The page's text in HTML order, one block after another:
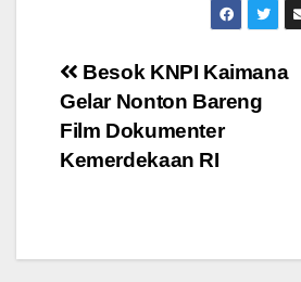
Post
navigation
Besok KNPI Kaimana
Gelar Nonton Bareng
Film Dokumenter
Kemerdekaan RI